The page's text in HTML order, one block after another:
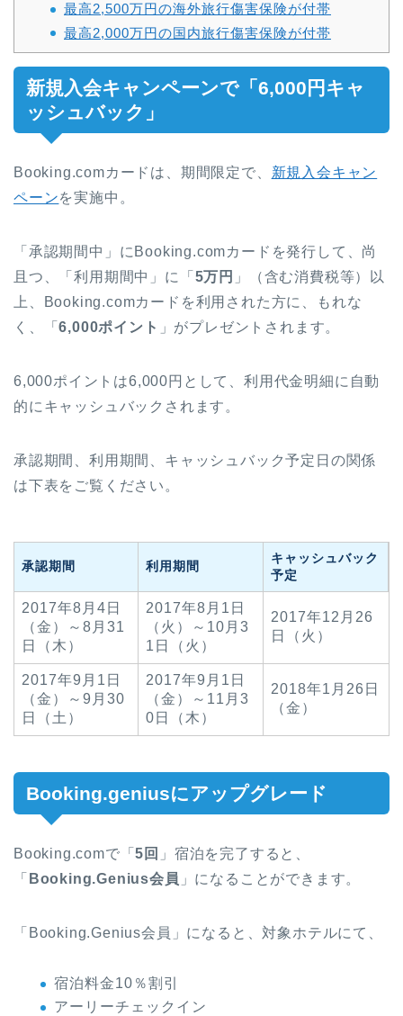
最高2,500万円の海外旅行傷害保険が付帯
最高2,000万円の国内旅行傷害保険が付帯
新規入会キャンペーンで「6,000円キャ
ッシュバック」
Booking.comカードは、期間限定で、 新規入会キャン
ペーンを実施中。
「承認期間中」にBooking.comカードを発行して、尚
且つ、「利用期間中」に「 5万円 」（含む消費税等）以
上、Booking.comカードを利用された方に、もれな
く、「6,000ポイント 」がプレゼントされます。
6,000ポイントは6,000円として、利用代金明細に自動
的にキャッシュバックされます。
承認期間、利用期間、キャッシュバック予定日の関係
は下表をご覧ください。
承認期間 利用期間
キャッシュバック
予定
2017年8月4日
（金）～8月31
日（木）
2017年8月1日
（火）～10月3
1日（火）
2017年12月26
日（火）
2017年9月1日
（金）～9月30
日（土）
2017年9月1日
（金）～11月3
0日（木）
2018年1月26日
（金）
Booking.geniusにアップグレード
Booking.comで「5回 」宿泊を完了すると、
「 Booking.Genius会員 」になることができます。
「Booking.Genius会員」になると、対象ホテルにて、
宿泊料金10％割引
アーリーチェックイン